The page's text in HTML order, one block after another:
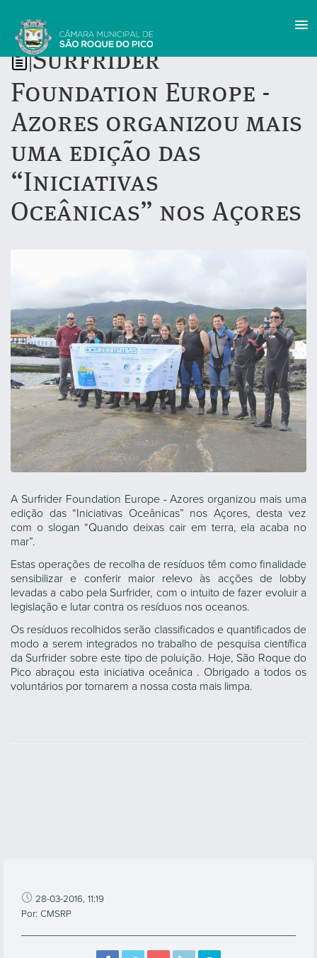
Surfrider
Foundation Europe -
Azores organizou mais
uma edição das
“Iniciativas
Oceânicas” nos Açores
A Surfrider Foundation Europe - Azores organizou mais uma
edição das “Iniciativas Oceânicas” nos Açores, desta vez
com o slogan “Quando deixas cair em terra, ela acaba no
mar”.
Estas operações de recolha de resíduos têm como finalidade
sensibilizar e conferir maior relevo às acções de lobby
levadas a cabo pela Surfrider, com o intuito de fazer evoluir a
legislação e lutar contra os resíduos nos oceanos.
Os resíduos recolhidos serão classificados e quantificados de
modo a serem integrados no trabalho de pesquisa científica
da Surfrider sobre este tipo de poluição. Hoje, São Roque do
Pico abraçou esta iniciativa oceânica . Obrigado a todos os
voluntários por tornarem a nossa costa mais limpa.
28-03-2016, 11:19
Por: CMSRP